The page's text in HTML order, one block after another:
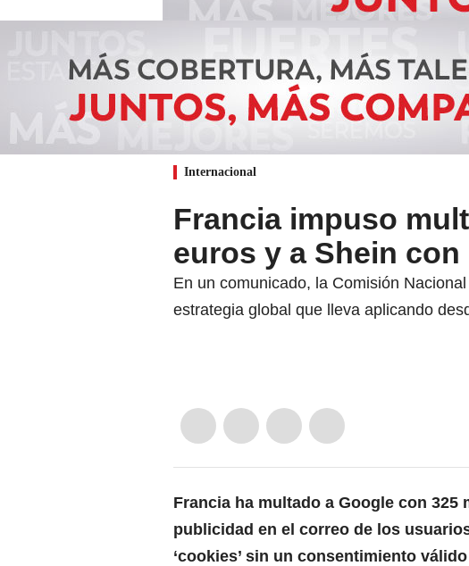
Internacional
Francia impuso
euros y a Shein
En un comunicado, la Comisión
estrategia global que lleva aplicando
Francia ha multado a Google con
publicidad en el correo de los
‘cookies’ sin un consentimiento